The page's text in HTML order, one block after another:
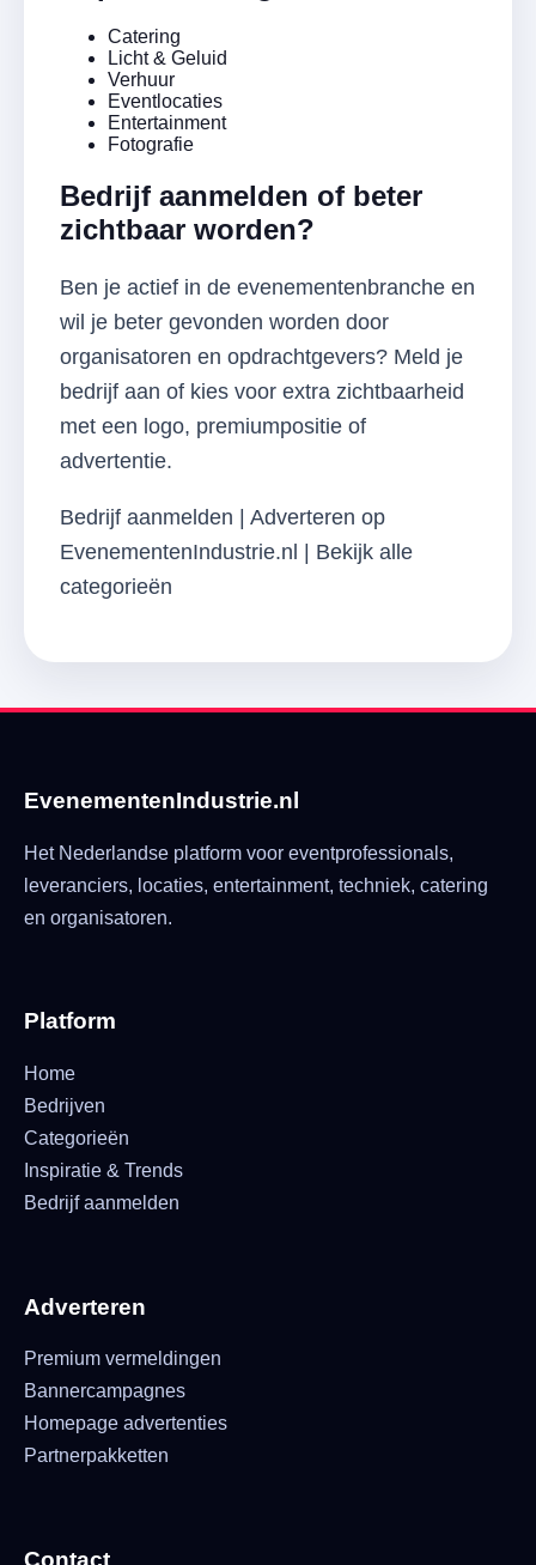
Catering
Licht & Geluid
Verhuur
Eventlocaties
Entertainment
Fotografie
Bedrijf aanmelden of beter
zichtbaar worden?
Ben je actief in de evenementenbranche en
wil je beter gevonden worden door
organisatoren en opdrachtgevers? Meld je
bedrijf aan of kies voor extra zichtbaarheid
met een logo, premiumpositie of
advertentie.
Bedrijf aanmelden
Adverteren op
EvenementenIndustrie.nl
Bekijk alle
categorieën
EvenementenIndustrie.nl
Het Nederlandse platform voor eventprofessionals,
leveranciers, locaties, entertainment, techniek, catering
en organisatoren.
Platform
Home
Bedrijven
Categorieën
Inspiratie & Trends
Bedrijf aanmelden
Adverteren
Premium vermeldingen
Bannercampagnes
Homepage advertenties
Partnerpakketten
Contact